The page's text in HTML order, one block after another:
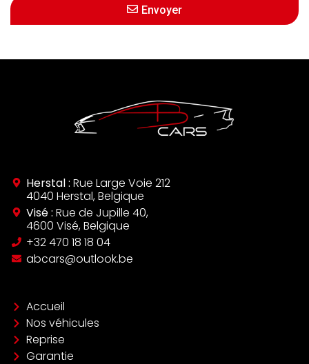
Envoyer
Herstal : Rue Large Voie 212
4040 Herstal, Belgique
Visé : Rue de Jupille 40,
4600 Visé, Belgique
‪+32 470 18 18 04‬
abcars@outlook.be
Accueil
Nos véhicules
Reprise
Garantie